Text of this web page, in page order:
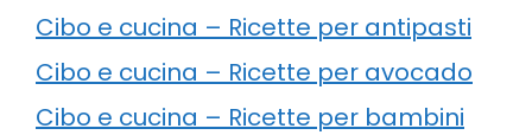
Cibo e cucina – Ricette per antipasti
Cibo e cucina – Ricette per avocado
Cibo e cucina – Ricette per bambini